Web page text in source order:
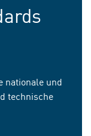
nationale und
technische